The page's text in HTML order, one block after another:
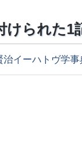
けられた1
治イーハトヴ学